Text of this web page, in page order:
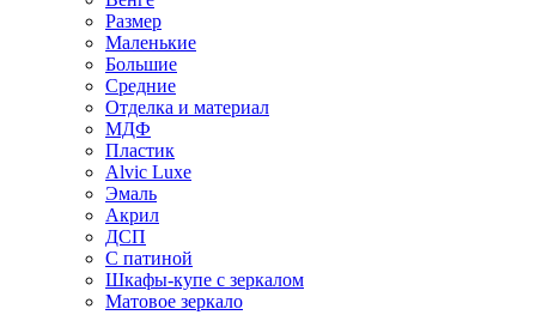
Размер
Маленькие
Большие
Средние
Отделка и материал
МДФ
Пластик
Alvic Luxe
Эмаль
Акрил
ДСП
С патиной
Шкафы-купе с зеркалом
Матовое зеркало